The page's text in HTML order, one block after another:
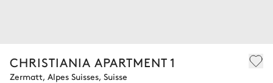
CHRISTIANIA APARTMENT 1
Zermatt, Alpes Suisses, Suisse